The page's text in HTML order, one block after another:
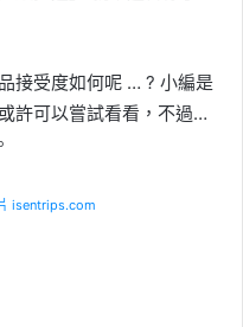
接受度如何呢 … ? 小編是
許可以嘗試看看，不過…
isentrips.com